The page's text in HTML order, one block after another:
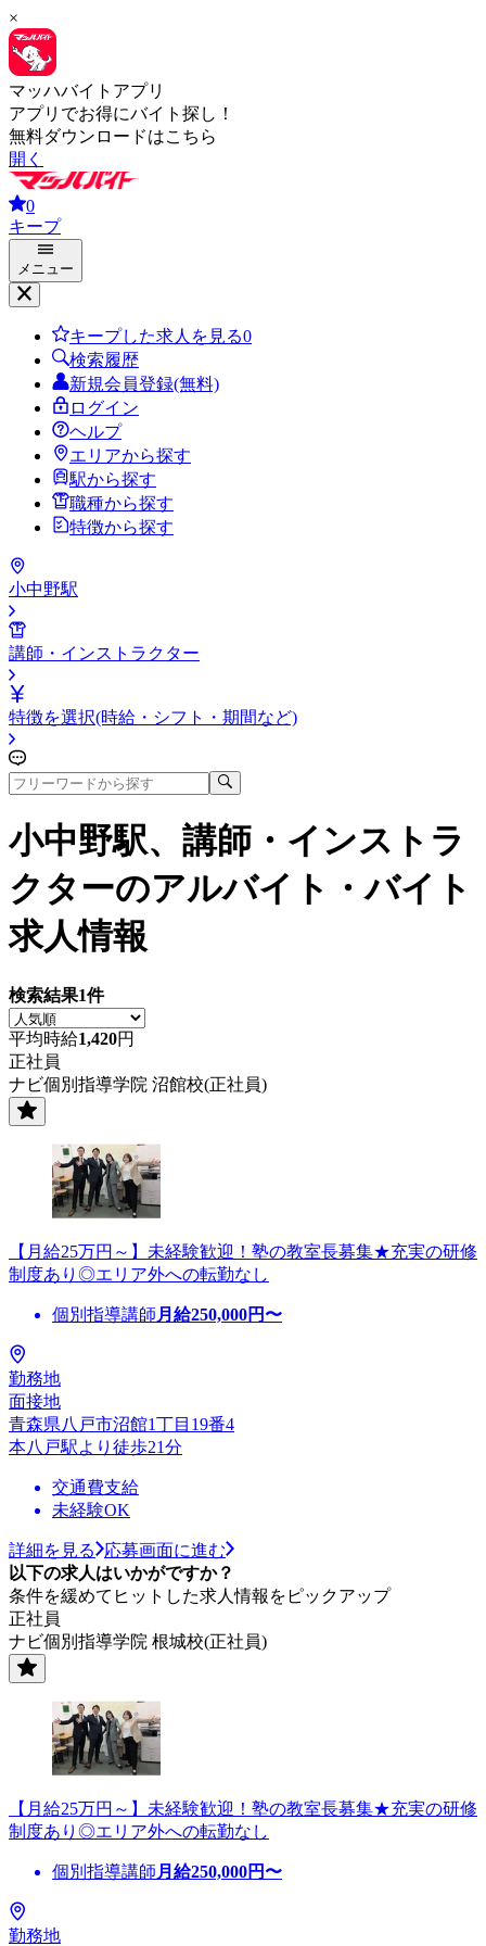
×
マッハバイトアプリ
アプリでお得にバイト探し！
無料ダウンロードはこちら
開く
0
キープ
メニュー
キープした求人を見る0
検索履歴
新規会員登録(無料)
ログイン
ヘルプ
エリアから探す
駅から探す
職種から探す
特徴から探す
小中野駅
講師・インストラクター
特徴を選択(時給・シフト・期間など)
小中野駅、講師・インストラ
クターのアルバイト・バイト
求人情報
検索結果1件
平均時給1,420円
正社員
ナビ個別指導学院 沼館校(正社員)
【月給25万円～】未経験歓迎！塾の教室長募集★充実の研修
制度あり◎エリア外への転勤なし
個別指導講師 月給250,000円〜
勤務地
面接地
青森県八戸市沼館1丁目19番4
本八戸駅より徒歩21分
交通費支給
未経験OK
詳細を見る
応募画面に進む
以下の求人はいかがですか？
条件を緩めてヒットした求人情報をピックアップ
正社員
ナビ個別指導学院 根城校(正社員)
【月給25万円～】未経験歓迎！塾の教室長募集★充実の研修
制度あり◎エリア外への転勤なし
個別指導講師 月給250,000円〜
勤務地